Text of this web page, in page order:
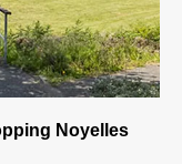
Noyelles